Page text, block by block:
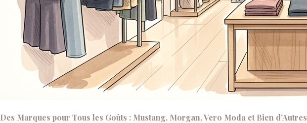
Des Marques pour Tous les Goûts : Mustang, Morgan, Vero Moda et Bien d’Autres